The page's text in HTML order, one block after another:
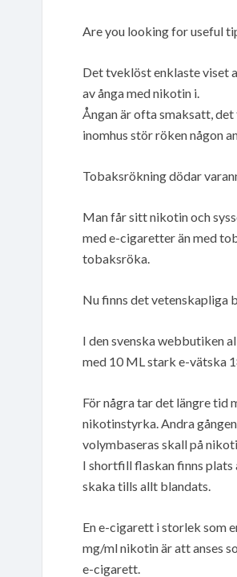
Are you looking for useful
Det tveklöst enklaste viset
av ånga med nikotin i.
Ångan är ofta smaksatt,
inomhus stör röken någon
Tobaksrökning dödar
Man får sitt nikotin och
med e-cigaretter än med
tobaksröka.
Nu finns det vetenskapliga
I den svenska webbutiken
med 10 ML stark e-vätska
För några tar det längre tid
nikotinstyrka. Andra
volymbaseras skall på
I shortfill flaskan finns
skaka tills allt blandats.
En e-cigarett i storlek som
mg/ml nikotin är att anses
e-cigarett.